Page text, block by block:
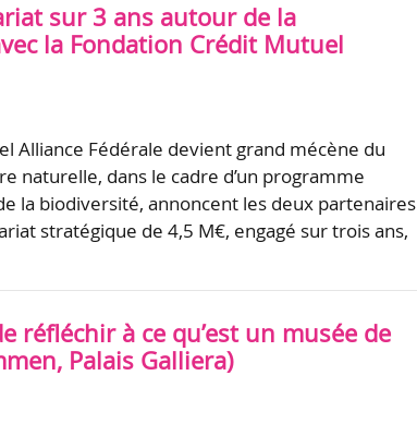
sur 3 ans autour de la
la Fondation Crédit Mutuel
Alliance Fédérale devient grand mécène du
naturelle, dans le cadre d’un programme
la biodiversité, annoncent les deux partenaires
stratégique de 4,5 M€, engagé sur trois ans,
réfléchir à ce qu’est un musée de
Palais Galliera)